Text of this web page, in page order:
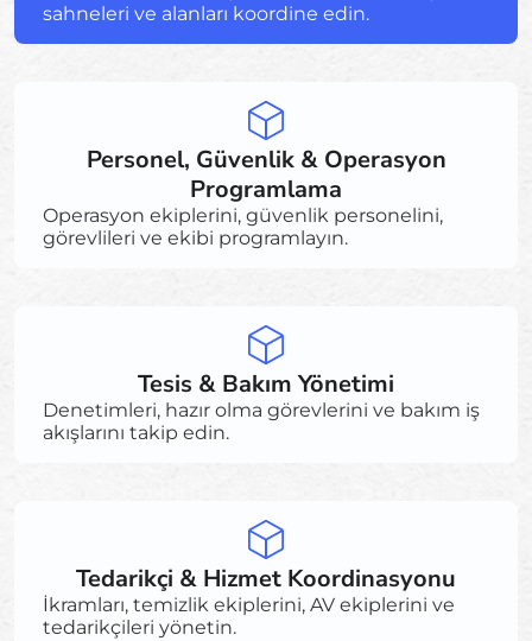
sahneleri ve alanları koordine edin.
Personel, Güvenlik & Operasyon
Programlama
Operasyon ekiplerini, güvenlik personelini,
görevlileri ve ekibi programlayın.
Tesis & Bakım Yönetimi
Denetimleri, hazır olma görevlerini ve bakım iş
akışlarını takip edin.
Tedarikçi & Hizmet Koordinasyonu
İkramları, temizlik ekiplerini, AV ekiplerini ve
tedarikçileri yönetin.